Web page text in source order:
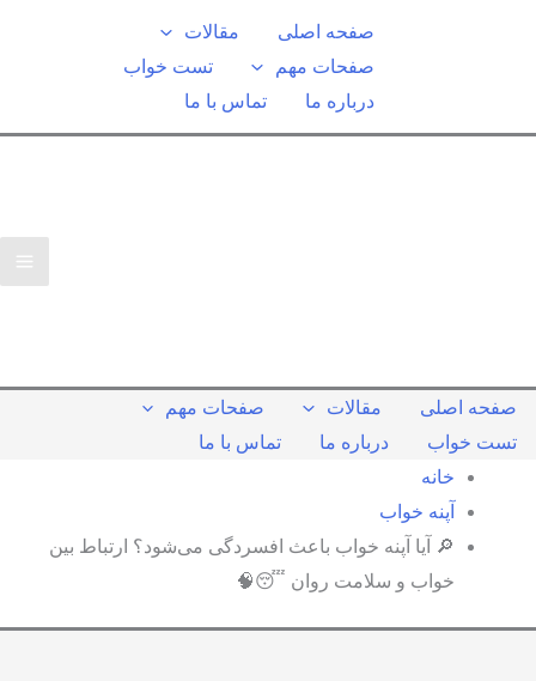
صفحه اصلی
مقالات
صفحات مهم
تست خواب
درباره ما
تماس با ما
صفحه اصلی مقالات
صفحات مهم
تست خواب
درباره ما
تماس با ما
خانه
آپنه خواب
🔎 آیا آپنه خواب باعث افسردگی می‌شود؟ ارتباط بین
خواب و سلامت روان 😴🧠